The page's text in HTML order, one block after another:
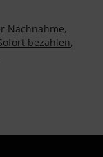
Nachnahme,
bezahlen,